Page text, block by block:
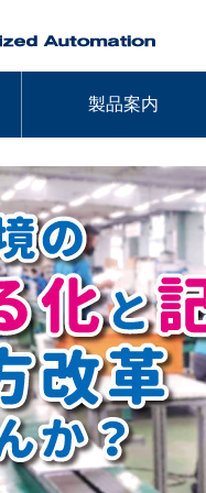
製品案内